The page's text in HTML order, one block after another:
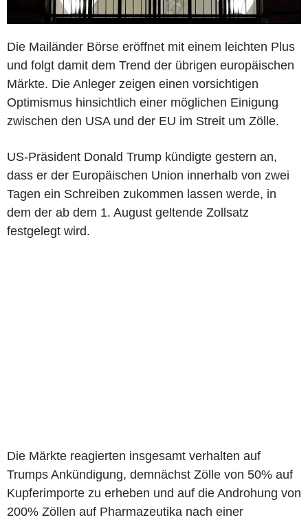
Die Mailänder Börse eröffnet mit einem leichten Plus
und folgt damit dem Trend der übrigen europäischen
Märkte. Die Anleger zeigen einen vorsichtigen
Optimismus hinsichtlich einer möglichen Einigung
zwischen den USA und der EU im Streit um Zölle.
US-Präsident Donald Trump kündigte gestern an,
dass er der Europäischen Union innerhalb von zwei
Tagen ein Schreiben zukommen lassen werde, in
dem der ab dem 1. August geltende Zollsatz
festgelegt wird.
Die Märkte reagierten insgesamt verhalten auf
Trumps Ankündigung, demnächst Zölle von 50% auf
Kupferimporte zu erheben und auf die Androhung von
200% Zöllen auf Pharmazeutika nach einer